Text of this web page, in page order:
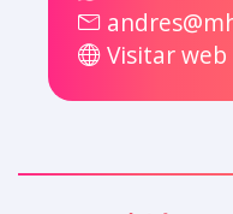
Visitar web